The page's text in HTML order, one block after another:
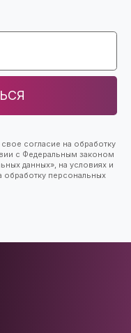
согласие на обработку
с Федеральным законом
данных», на условиях и
обработку персональных